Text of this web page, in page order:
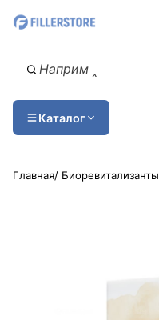
Каталог
Главная/ Биоревитализанты